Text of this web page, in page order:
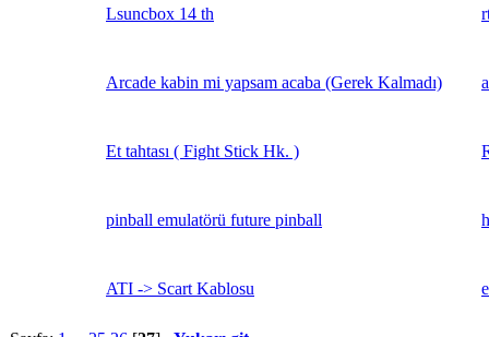
Lsuncbox 14 th
Arcade kabin mi yapsam acaba (Gerek Kalmadı)
Et tahtası ( Fight Stick Hk. )
pinball emulatörü future pinball
ATI -> Scart Kablosu